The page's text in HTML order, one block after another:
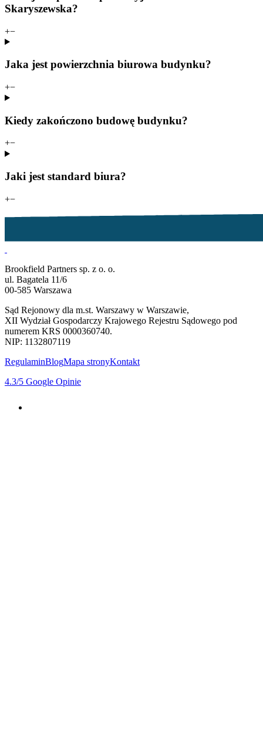
Skaryszewska?
+−
Jaka jest powierzchnia biurowa budynku?
+−
Kiedy zakończono budowę budynku?
+−
Jaki jest standard biura?
+−
Brookfield Partners sp. z o. o.
ul. Bagatela 11/6
00-585 Warszawa
Sąd Rejonowy dla m.st. Warszawy w Warszawie,
XII Wydział Gospodarczy Krajowego Rejestru Sądowego pod
numerem KRS 0000360740.
NIP: 1132807119
RegulaminBlogMapa stronyKontakt
4.3/5 Google Opinie